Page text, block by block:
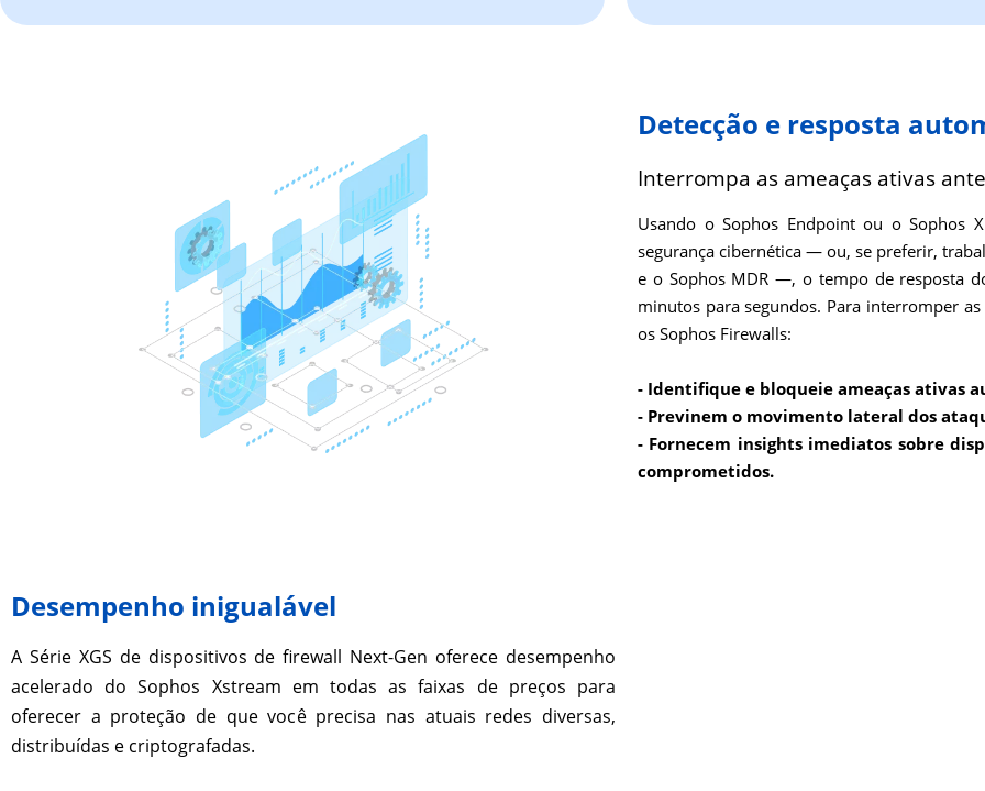
Detecção e resposta
Interrompa as ameaças ativas
Usando o Sophos Endpoint ou o Sophos
segurança cibernética — ou, se preferir,
e o Sophos MDR —, o tempo de resposta
minutos para segundos. Para interromper
os Sophos Firewalls:
- Identifique e bloqueie ameaças ativas
- Previnem o movimento lateral dos
- Fornecem insights imediatos sobre
comprometidos.
Desempenho inigualável
A Série XGS de dispositivos de firewall Next-Gen oferece desempenho
acelerado do Sophos Xstream em todas as faixas de preços para
oferecer a proteção de que você precisa nas atuais redes diversas,
distribuídas e criptografadas.